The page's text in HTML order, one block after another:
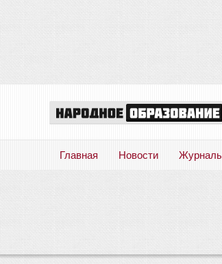
Главная Новости